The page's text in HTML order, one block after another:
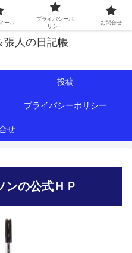
にテニスライフをサポート！
張人の日記帳
投稿
プライバシーポリシー
せ
ンの公式ＨＰ
ール
プライバシーポ
リシー
お問合せ